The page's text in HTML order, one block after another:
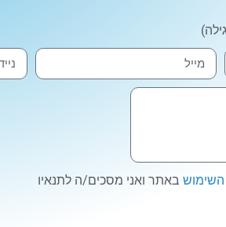
השימושבאתר ואני מסכים/ה לתנאיו